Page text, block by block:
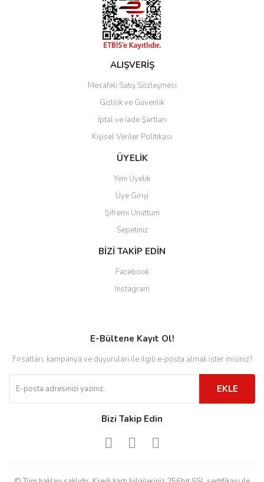
ALIŞVERİŞ
Mesafeli Satış Sözleşmesi
Gizlilik ve Güvenlik
İptal ve İade Şartları
Kişisel Veriler Politikası
ÜYELİK
Yeni Üyelik
Üye Girişi
Şifremi Unuttum
Sepetiniz
BİZİ TAKİP EDİN
Facebook
Instagram
E-Bültene Kayıt Ol!
Fırsatları, kampanya ve duyuruları ile ilgili e-posta almak ister misiniz?
EKLE
Bizi Takip Edin